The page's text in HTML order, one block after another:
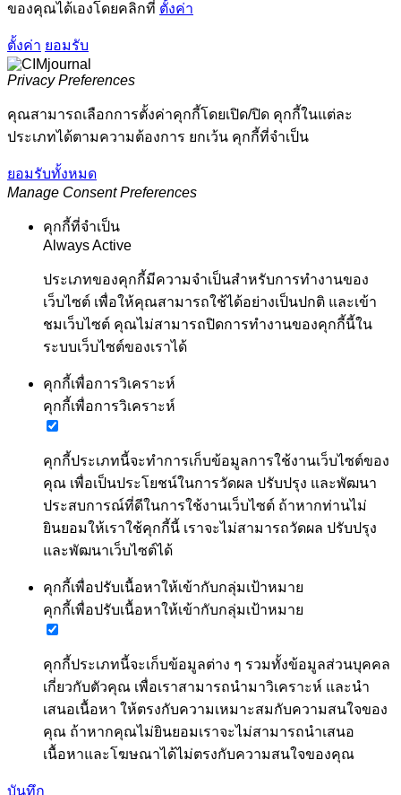
ของคุณได้เองโดยคลิกที่ ตั้งค่า
ตั้งค่า ยอมรับ
Privacy Preferences
คุณสามารถเลือกการตั้งค่าคุกกี้โดยเปิด/ปิด คุกกี้ในแต่ละ
ประเภทได้ตามความต้องการ ยกเว้น คุกกี้ที่จำเป็น
ยอมรับทั้งหมด
Manage Consent Preferences
คุกกี้ที่จำเป็น
Always Active
ประเภทของคุกกี้มีความจำเป็นสำหรับการทำงานของ
เว็บไซต์ เพื่อให้คุณสามารถใช้ได้อย่างเป็นปกติ และเข้า
ชมเว็บไซต์ คุณไม่สามารถปิดการทำงานของคุกกี้นี้ใน
ระบบเว็บไซต์ของเราได้
คุกกี้เพื่อการวิเคราะห์
คุกกี้เพื่อการวิเคราะห์
คุกกี้ประเภทนี้จะทำการเก็บข้อมูลการใช้งานเว็บไซต์ของ
คุณ เพื่อเป็นประโยชน์ในการวัดผล ปรับปรุง และพัฒนา
ประสบการณ์ที่ดีในการใช้งานเว็บไซต์ ถ้าหากท่านไม่
ยินยอมให้เราใช้คุกกี้นี้ เราจะไม่สามารถวัดผล ปรับปรุง
และพัฒนาเว็บไซต์ได้
คุกกี้เพื่อปรับเนื้อหาให้เข้ากับกลุ่มเป้าหมาย
คุกกี้เพื่อปรับเนื้อหาให้เข้ากับกลุ่มเป้าหมาย
คุกกี้ประเภทนี้จะเก็บข้อมูลต่าง ๆ รวมทั้งข้อมูลส่วนบุคคล
เกี่ยวกับตัวคุณ เพื่อเราสามารถนำมาวิเคราะห์ และนำ
เสนอเนื้อหา ให้ตรงกับความเหมาะสมกับความสนใจของ
คุณ ถ้าหากคุณไม่ยินยอมเราจะไม่สามารถนำเสนอ
เนื้อหาและโฆษณาได้ไม่ตรงกับความสนใจของคุณ
บันทึก